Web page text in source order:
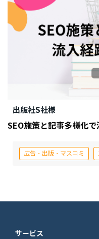
出版社S社様
SEO施策と記事多様化
広告・出版・マスコミ
サービス